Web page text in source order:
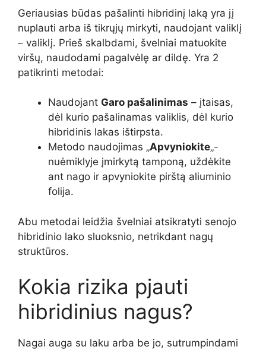
Geriausias būdas pašalinti hibridinį laką yra jį
nuplauti arba iš tikrųjų mirkyti, naudojant valiklį
– valiklį. Prieš skalbdami, švelniai matuokite
viršų, naudodami pagalvėlę ar dildę. Yra 2
patikrinti metodai:
Naudojant Garo pašalinimas – įtaisas,
dėl kurio pašalinamas valiklis, dėl kurio
hibridinis lakas ištirpsta.
Metodo naudojimas „Apvyniokite„-
nuėmiklyje įmirkytą tamponą, uždėkite
ant nago ir apvyniokite pirštą aliuminio
folija.
Abu metodai leidžia švelniai atsikratyti senojo
hibridinio lako sluoksnio, netrikdant nagų
struktūros.
Kokia rizika pjauti
hibridinius nagus?
Nagai auga su laku arba be jo, sutrumpindami